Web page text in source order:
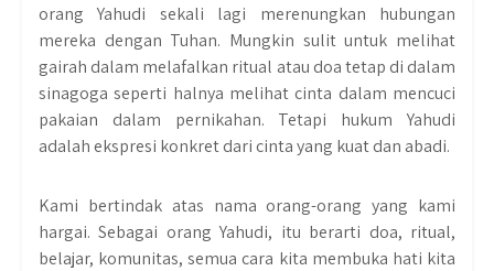
orang Yahudi sekali lagi merenungkan hubungan
mereka dengan Tuhan. Mungkin sulit untuk melihat
gairah dalam melafalkan ritual atau doa tetap di dalam
sinagoga seperti halnya melihat cinta dalam mencuci
pakaian dalam pernikahan. Tetapi hukum Yahudi
adalah ekspresi konkret dari cinta yang kuat dan abadi.
Kami bertindak atas nama orang-orang yang kami
hargai. Sebagai orang Yahudi, itu berarti doa, ritual,
belajar, komunitas, semua cara kita membuka hati kita